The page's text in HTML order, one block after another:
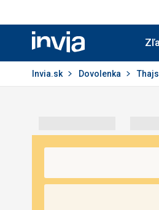
Invia.sk
Invia.sk Dovolenka